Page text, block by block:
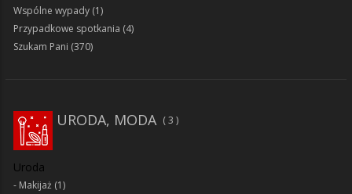
Wspólne wypady (1)
Przypadkowe spotkania (4)
Szukam Pani (370)
URODA, MODA 3
Uroda
Makijaż (1)